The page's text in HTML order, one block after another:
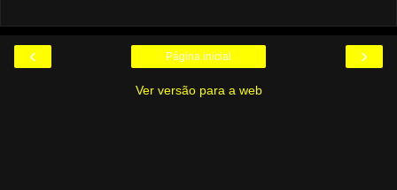
‹ ›
Página inicial
Ver versão para a web